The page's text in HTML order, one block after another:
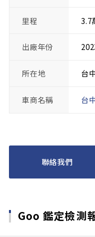
里程 3.7
出廠年份
所在地 台
車商名稱 台
聯絡我們
Goo 鑑定檢測